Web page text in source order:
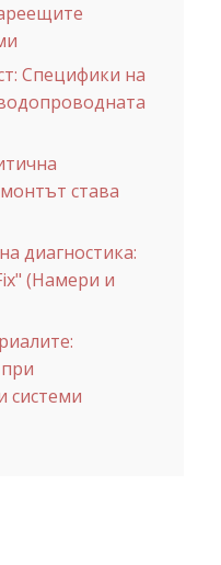
Специфики на
става
диагностика:
(Намери и
системи